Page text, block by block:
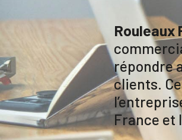
Rouleaux
répondre
clients.
France et